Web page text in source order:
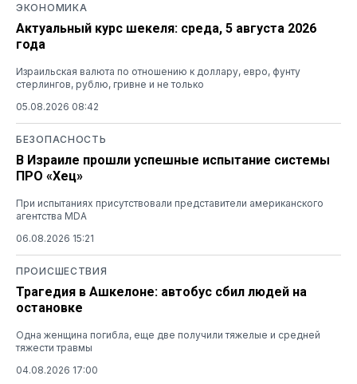
ЭКОНОМИКА
Актуальный курс шекеля: среда, 5 августа 2026
года
Израильская валюта по отношению к доллару, евро, фунту
стерлингов, рублю, гривне и не только
05.08.2026 08:42
БЕЗОПАСНОСТЬ
В Израиле прошли успешные испытание системы
ПРО «Хец»
При испытаниях присутствовали представители американского
агентства MDA
06.08.2026 15:21
ПРОИСШЕСТВИЯ
Трагедия в Ашкелоне: автобус сбил людей на
остановке
Одна женщина погибла, еще две получили тяжелые и средней
тяжести травмы
04.08.2026 17:00